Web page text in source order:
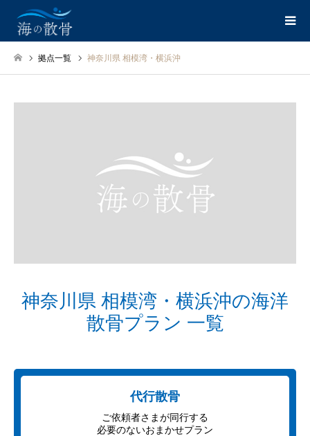
拠点一覧 神奈川県 相模湾・横浜沖
神奈川県 相模湾・横浜沖の海洋
散骨プラン 一覧
代行散骨
ご依頼者さまが同行する
必要のないおまかせプラン